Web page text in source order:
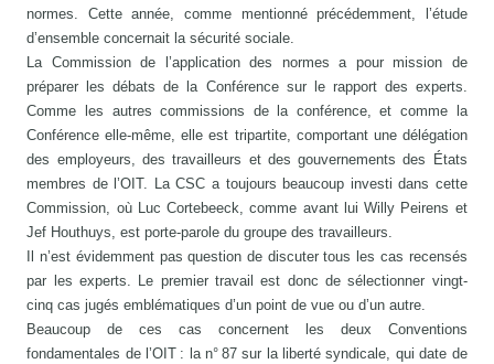
normes. Cette année, comme mentionné précédemment, l’étude
d’ensemble concernait la sécurité sociale.
La Commission de l’application des normes a pour mission de
préparer les débats de la Conférence sur le rapport des experts.
Comme les autres commissions de la conférence, et comme la
Conférence elle-même, elle est tripartite, comportant une délégation
des employeurs, des travailleurs et des gouvernements des États
membres de l’OIT. La CSC a toujours beaucoup investi dans cette
Commission, où Luc Cortebeeck, comme avant lui Willy Peirens et
Jef Houthuys, est porte-parole du groupe des travailleurs.
Il n’est évidemment pas question de discuter tous les cas recensés
par les experts. Le premier travail est donc de sélectionner vingt-
cinq cas jugés emblématiques d’un point de vue ou d’un autre.
Beaucoup de ces cas concernent les deux Conventions
fondamentales de l’OIT : la n° 87 sur la liberté syndicale, qui date de